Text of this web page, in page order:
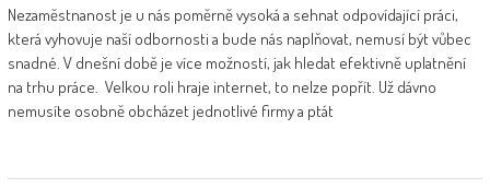
Nezaměstnanost je u nás poměrně vysoká a sehnat odpovídající práci,
která vyhovuje naší odbornosti a bude nás naplňovat, nemusí být vůbec
snadné. V dnešní době je více možností, jak hledat efektivně uplatnění
na trhu práce. Velkou roli hraje internet, to nelze popřít. Už dávno
nemusíte osobně obcházet jednotlivé firmy a ptát